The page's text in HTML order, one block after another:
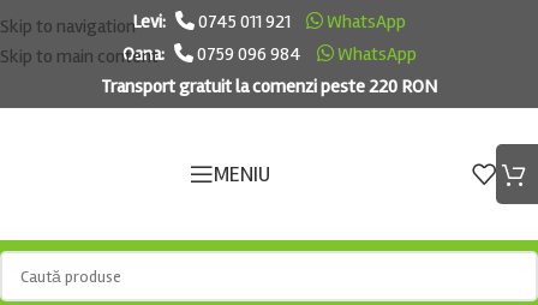
Skip to navigation
Skip to main content
Levi: 0745 011 921
WhatsApp
Oana:
0759 096 984
WhatsApp
Transport gratuit la comenzi peste 220 RON
MENIU